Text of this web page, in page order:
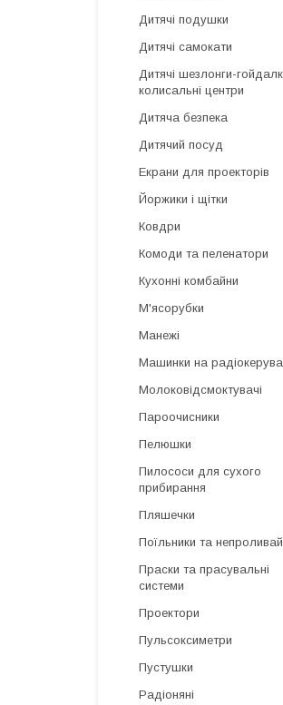
Дитячі подушки
Дитячі самокати
Дитячі шезлонги-
колисальні центри
Дитяча безпека
Дитячий посуд
Екрани для проекторів
Йоржики і щітки
Ковдри
Комоди та пеленатори
Кухонні комбайни
М'ясорубки
Манежі
Машинки на
Молоковідсмоктувачі
Пароочисники
Пелюшки
Пилососи для сухого
прибирання
Пляшечки
Поїльники та
Праски та прасувальні
системи
Проектори
Пульсоксиметри
Пустушки
Радіоняні